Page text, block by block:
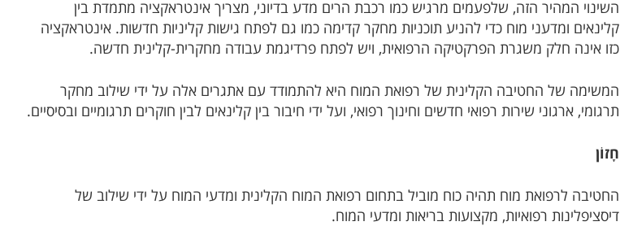
השינוי המהיר הזה, שלפעמים מרגיש כמו רכבת הרים מדע בדיוני, מצריך אינטראקציה מתמדת בין
קלינאים ומדעני מוח כדי להניע תוכניות מחקר קדימה כמו גם לפתח גישות קליניות חדשות. אינטראקציה
כזו אינה חלק משגרת הפרקטיקה הרפואית, ויש לפתח פרדיגמת עבודה מחקרית-קלינית חדשה.
המשימה של החטיבה הקלינית של רפואת המוח היא להתמודד עם אתגרים אלה על ידי שילוב מחקר
תרגומי, ארגוני שירות רפואי חדשים וחינוך רפואי, ועל ידי חיבור בין קלינאים לבין חוקרים תרגומיים ובסיסיים.
חָזוֹן
החטיבה לרפואת מוח תהיה כוח מוביל בתחום רפואת המוח הקלינית ומדעי המוח על ידי שילוב של
דיסציפלינות רפואיות, מקצועות בריאות ומדעי המוח.